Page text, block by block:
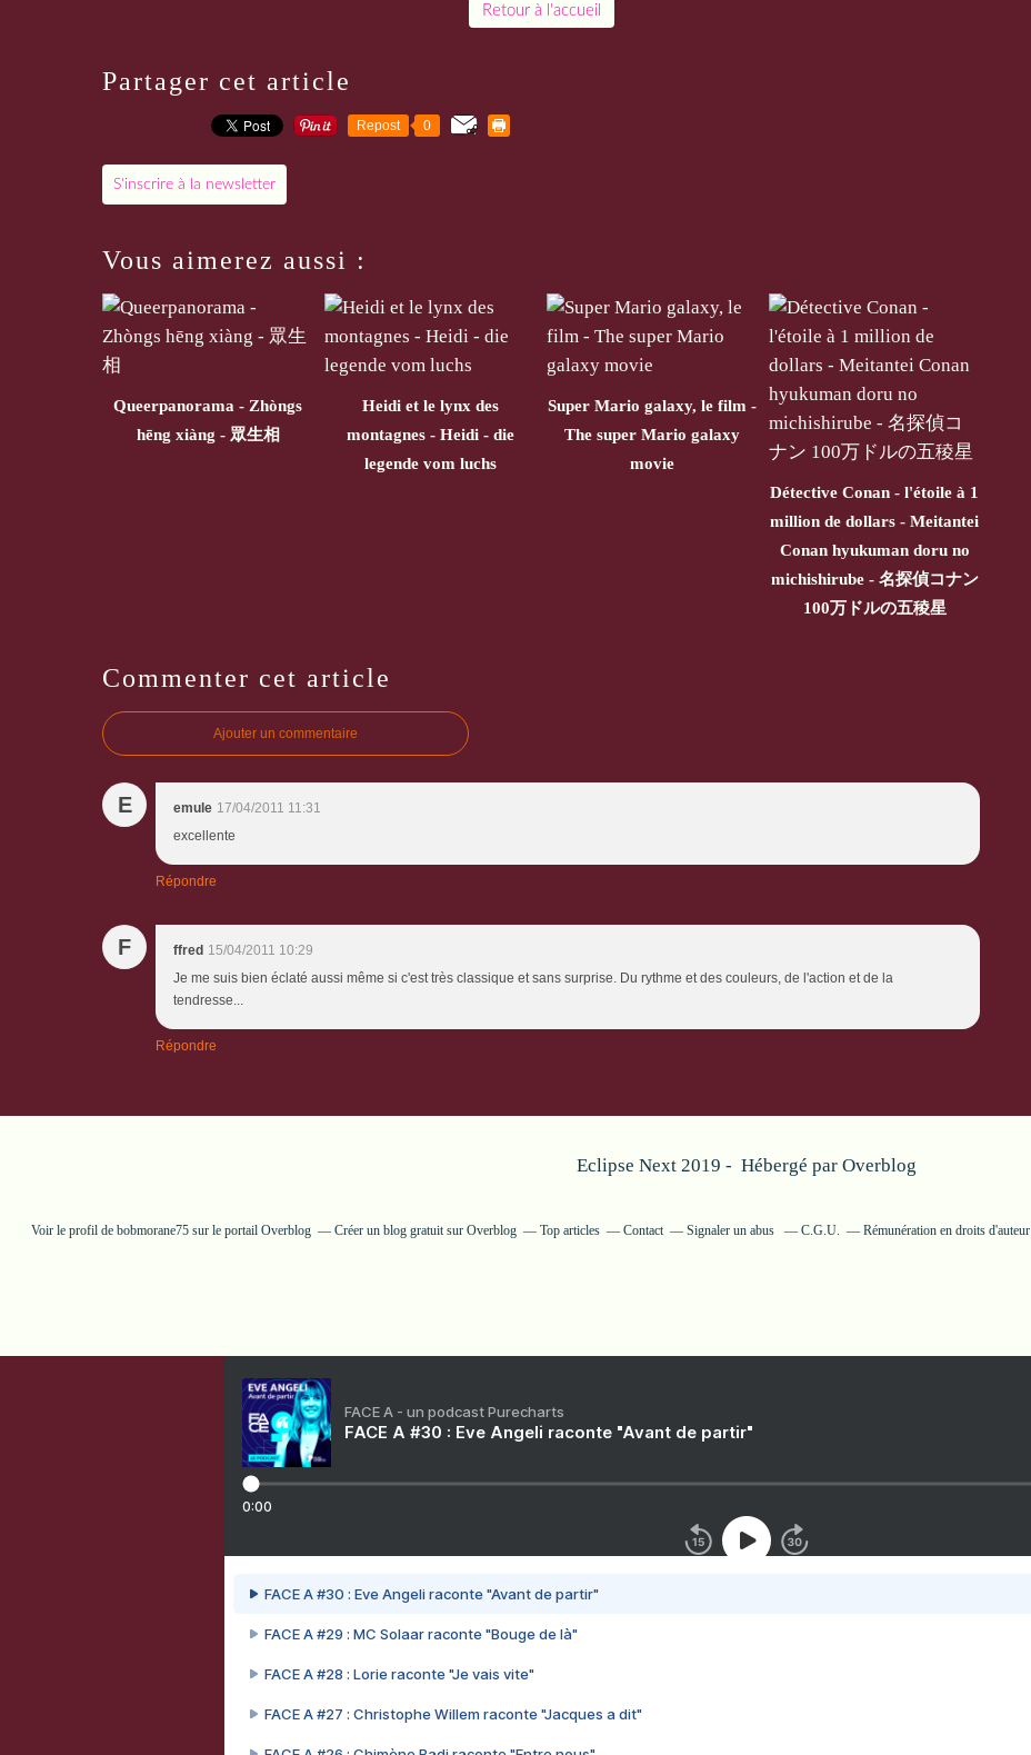
Retour à l'accueil
Partager cet article
Repost 0
S'inscrire à la newsletter
Vous aimerez aussi :
Queerpanorama - Zhòngs
hēng xiàng - 眾生相
Heidi et le lynx des
montagnes - Heidi - die
legende vom luchs
Super Mario galaxy, le film -
The super Mario galaxy
movie
Détective Conan - l'étoile à 1
million de dollars - Meitantei
Conan hyukuman doru no
michishirube - 名探偵コナン
100万ドルの五稜星
Commenter cet article
Ajouter un commentaire
E emule 17/04/2011 11:31
excellente
Répondre
F ffred 15/04/2011 10:29
Je me suis bien éclaté aussi même si c'est très classique et sans surprise. Du rythme et des couleurs, de l'action et de la
tendresse...
Répondre
Eclipse Next 2019 - Hébergé par Overblog
Voir le profil de bobmorane75 sur le portail Overblog Créer un blog gratuit sur Overblog Top articles Contact Signaler un abus C.G.U. Rémunération en droits d'auteur
FACE A - un podcast Purecharts
FACE A #30 : Eve Angeli raconte "Avant de partir"
0:00
FACE A #30 : Eve Angeli raconte "Avant de partir"
FACE A #29 : MC Solaar raconte "Bouge de là"
FACE A #28 : Lorie raconte "Je vais vite"
FACE A #27 : Christophe Willem raconte "Jacques a dit"